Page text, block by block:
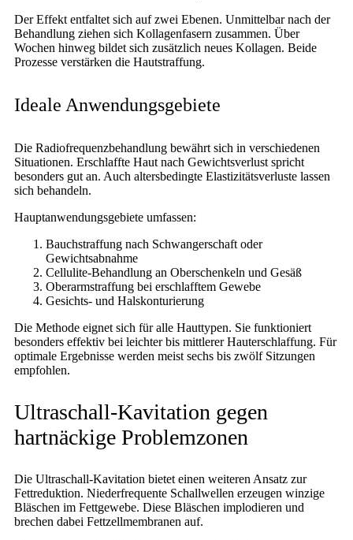
Der Effekt entfaltet sich auf zwei Ebenen. Unmittelbar nach der
Behandlung ziehen sich Kollagenfasern zusammen. Über
Wochen hinweg bildet sich zusätzlich neues Kollagen. Beide
Prozesse verstärken die Hautstraffung.
Ideale Anwendungsgebiete
Die Radiofrequenzbehandlung bewährt sich in verschiedenen
Situationen. Erschlaffte Haut nach Gewichtsverlust spricht
besonders gut an. Auch altersbedingte Elastizitätsverluste lassen
sich behandeln.
Hauptanwendungsgebiete umfassen:
Bauchstraffung nach Schwangerschaft oder
Gewichtsabnahme
Cellulite-Behandlung an Oberschenkeln und Gesäß
Oberarmstraffung bei erschlafftem Gewebe
Gesichts- und Halskonturierung
Die Methode eignet sich für alle Hauttypen. Sie funktioniert
besonders effektiv bei leichter bis mittlerer Hauterschlaffung. Für
optimale Ergebnisse werden meist sechs bis zwölf Sitzungen
empfohlen.
Ultraschall-Kavitation gegen
hartnäckige Problemzonen
Die Ultraschall-Kavitation bietet einen weiteren Ansatz zur
Fettreduktion. Niederfrequente Schallwellen erzeugen winzige
Bläschen im Fettgewebe. Diese Bläschen implodieren und
brechen dabei Fettzellmembranen auf.